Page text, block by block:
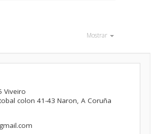
Mostrar
Viveiro
colon 41-43 Naron A Coruña